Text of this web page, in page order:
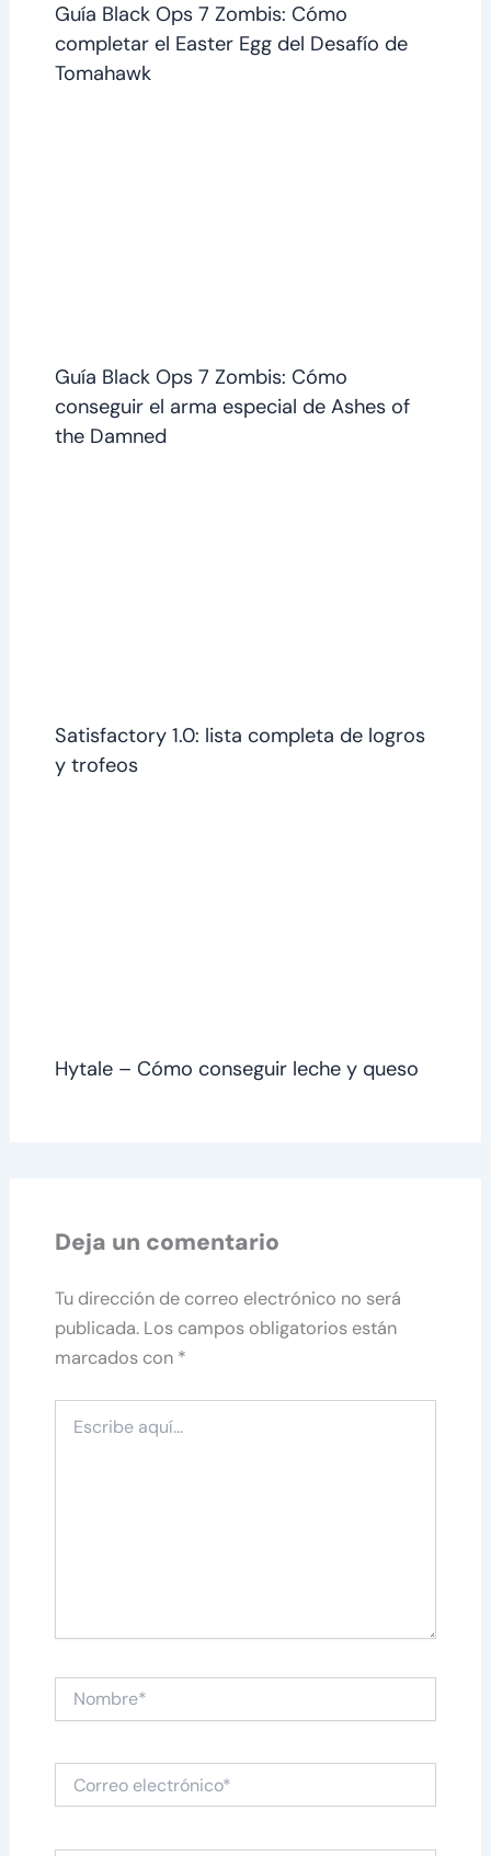
Guía Black Ops 7 Zombis: Cómo
completar el Easter Egg del Desafío de
Tomahawk
Guía Black Ops 7 Zombis: Cómo
conseguir el arma especial de Ashes of
the Damned
Satisfactory 1.0: lista completa de logros
y trofeos
Hytale – Cómo conseguir leche y queso
Deja un comentario
Tu dirección de correo electrónico no será
publicada. Los campos obligatorios están
marcados con *
aquí...
electrónico*